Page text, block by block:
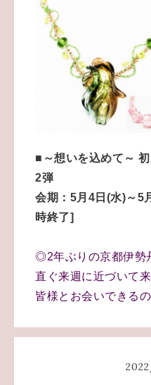
■～想いを込めて～
2弾
会期：5月4日(水)～5
時終了]
◎2年ぶりの京都伊勢
直ぐ来週に近づいて
皆様とお会いできる
2022